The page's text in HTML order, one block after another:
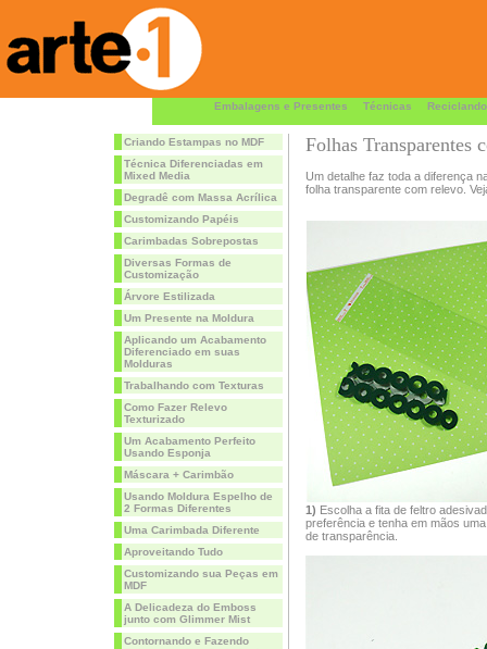
Embalagens e Presentes Técnicas Reciclando
Criando Estampas no MDF
Técnica Diferenciadas em
Mixed Media
Degradê com Massa Acrílica
Customizando Papéis
Carimbadas Sobrepostas
Diversas Formas de
Customização
Árvore Estilizada
Um Presente na Moldura
Aplicando um Acabamento
Diferenciado em suas
Molduras
Trabalhando com Texturas
Como Fazer Relevo
Texturizado
Um Acabamento Perfeito
Usando Esponja
Máscara + Carimbão
Usando Moldura Espelho de
2 Formas Diferentes
Uma Carimbada Diferente
Aproveitando Tudo
Customizando sua Peças em
MDF
A Delicadeza do Emboss
junto com Glimmer Mist
Contornando e Fazendo
Folhas Transparentes
Um detalhe faz toda a diferença
folha transparente com relevo.
1) Escolha a fita de feltro
preferência e tenha em mãos
de transparência.